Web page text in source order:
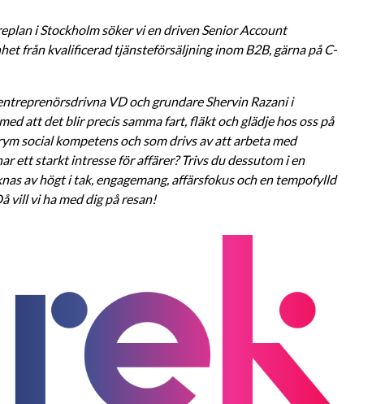
i Stockholm söker vi en driven Senior Account
från kvalificerad tjänsteförsäljning inom B2B, gärna på C-
VD och grundare Shervin Razani i
att det blir precis samma fart, fläkt och glädje hos oss på
social kompetens och som drivs av att arbeta med
ett starkt intresse för affärer? Trivs du dessutom i en
av högt i tak, engagemang, affärsfokus och en tempofylld
vill vi ha med dig på resan!